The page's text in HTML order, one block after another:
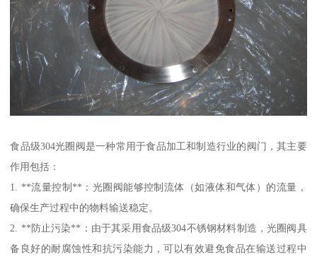
食品级304光圈阀是一种常用于食品加工和制造行业的阀门，其主要
作用包括：
1. **流量控制**：光圈阀能够控制流体（如液体和气体）的流量，
确保生产过程中的物料输送稳定。
2. **防止污染**：由于其采用食品级304不锈钢材料制造，光圈阀具
备良好的耐腐蚀性和抗污染能力，可以有效避免食品在输送过程中